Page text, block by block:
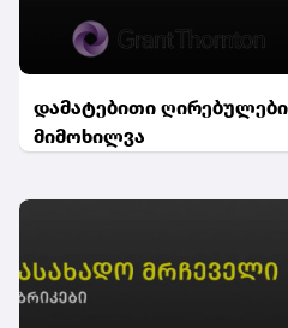
დამატებითი
მიმოხილვა